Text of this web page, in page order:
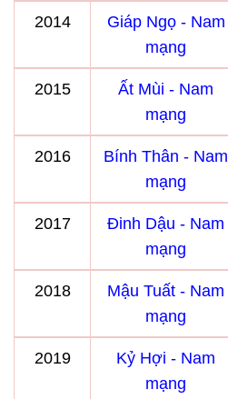
2014
Giáp Ngọ - Nam
mạng
2015
Ất Mùi - Nam
mạng
2016
Bính Thân - Nam
mạng
2017
Đinh Dậu - Nam
mạng
2018
Mậu Tuất - Nam
mạng
2019
Kỷ Hợi - Nam
mạng